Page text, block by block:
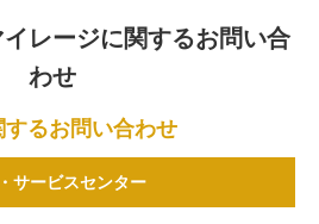
レージに関するお問い合
わせ
るお問い合わせ
サービスセンター